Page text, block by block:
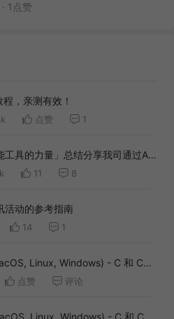
· 1点赞
，亲测有效！
点赞 1
工具的力量」总结分享我司通过AI
告，问题踩坑之路
11 8
活动的参考指南
14 1
Linux, Windows) - C 和 C++
点赞 评论